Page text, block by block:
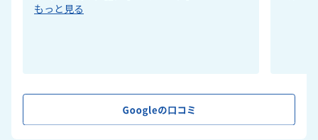
もっと見る